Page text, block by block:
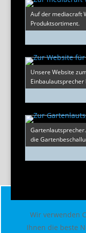
Auf der mediacraft
Produktsortiment.
Unsere Website
die
Wir verwenden
Ihnen die beste